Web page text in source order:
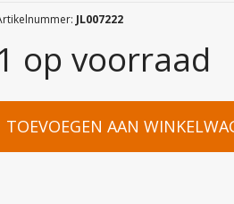
JL007222
op voorraad
C-
TOEVOEGEN AAN